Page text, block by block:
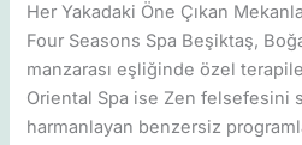
Her Yakadaki Öne Çıkan
Four Seasons Spa Beşiktaş,
manzarası eşliğinde özel
Oriental Spa ise Zen felsefesini
harmanlayan benzersiz